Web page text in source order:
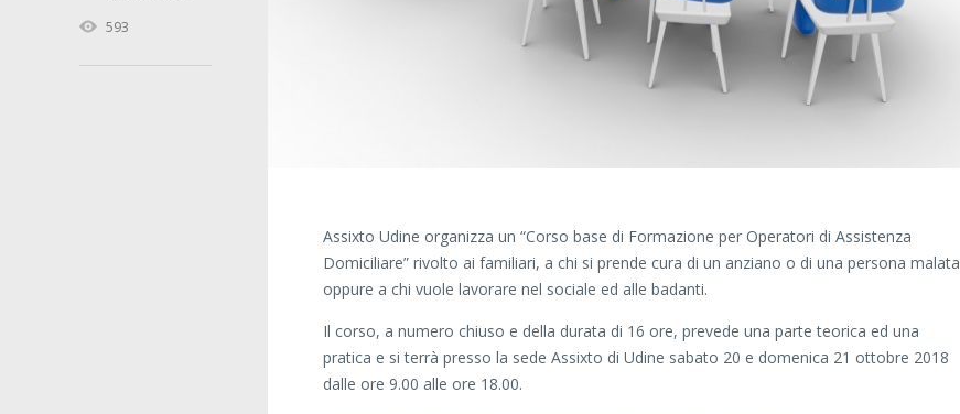
Assixto Udine organizza un “Corso base di Formazione per Operatori di Assistenza
Domiciliare” rivolto ai familiari, a chi si prende cura di un anziano o di una persona malata
oppure a chi vuole lavorare nel sociale ed alle badanti.
Il corso, a numero chiuso e della durata di 16 ore, prevede una parte teorica ed una
pratica e si terrà presso la sede Assixto di Udine sabato 20 e domenica 21 ottobre 2018
dalle ore 9.00 alle ore 18.00.
593